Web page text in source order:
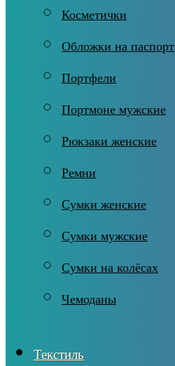
Косметички
Обложки на паспорт
Портфели
Портмоне мужские
Рюкзаки женские
Ремни
Сумки женские
Сумки мужские
Сумки на колёсах
Чемоданы
Текстиль